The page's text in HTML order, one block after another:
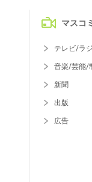
マスコ
テレビ/ラ
音楽/芸能/
新聞
出版
広告